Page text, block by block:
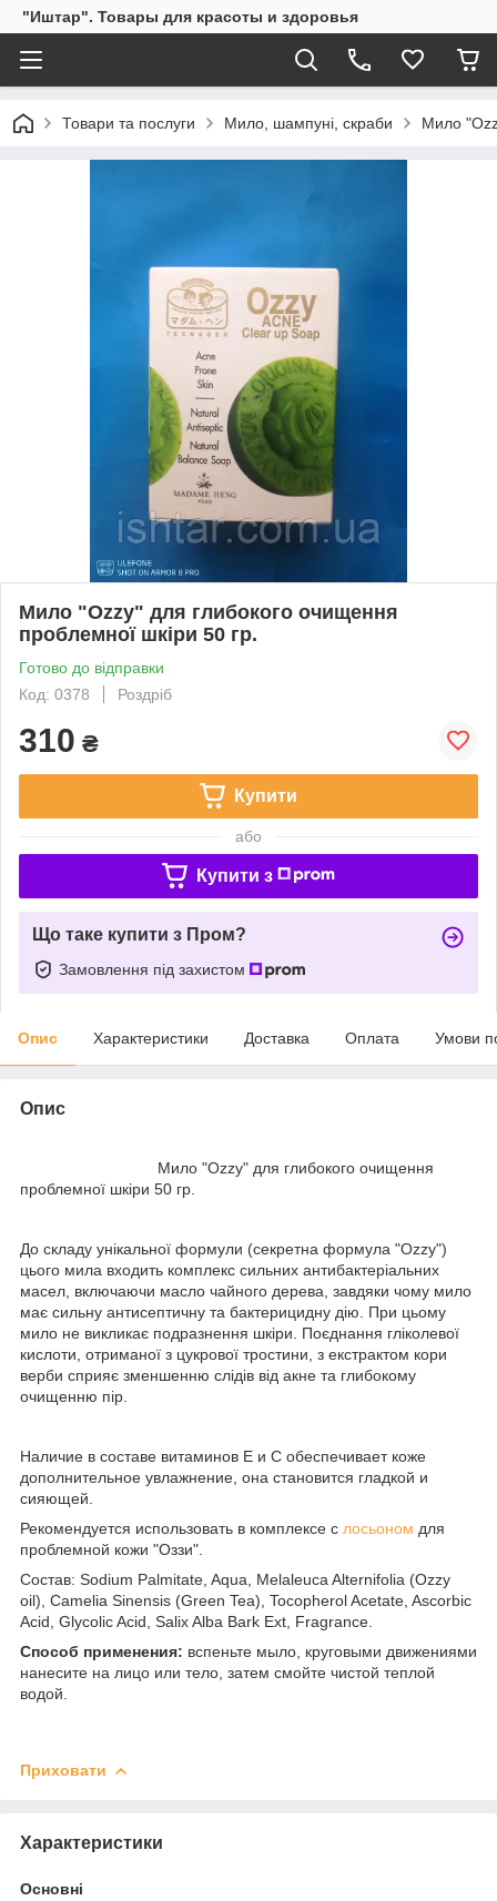
"Иштар". Товары для красоты и здоровья
Товари та послуги Мило, шампуні, скраби Мило
Мило "Ozzy" для глибокого очищення
проблемної шкіри 50 гр.
Готово до відправки
Код: 0378
Роздріб
310 ₴
Купити
або
Купити з
Що таке купити з Пром?
Замовлення під захистом
Опис Характеристики Доставка Оплата Умови
Опис
Мило "Ozzy" для глибокого очищення
проблемної шкіри 50 гр.
До складу унікальної формули (секретна формула "Ozzy")
цього мила входить комплекс сильних антибактеріальних
масел, включаючи масло чайного дерева, завдяки чому мило
має сильну антисептичну та бактерицидну дію. При цьому
мило не викликає подразнення шкіри. Поєднання гліколевої
кислоти, отриманої з цукрової тростини, з екстрактом кори
верби сприяє зменшенню слідів від акне та глибокому
очищенню пір.
Наличие в составе витаминов E и C обеспечивает коже
дополнительное увлажнение, она становится гладкой и
сияющей.
Рекомендуется использовать в комплексе с лосьоном для
проблемной кожи "Оззи".
Состав: Sodium Palmitate, Aqua, Melaleuca Alternifolia (Ozzy
oil), Camelia Sinensis (Green Tea), Tocopherol Acetate, Ascorbic
Acid, Glycolic Acid, Salix Alba Bark Ext, Fragrance.
Способ применения: вспеньте мыло, круговыми движениями
нанесите на лицо или тело, затем смойте чистой теплой
водой.
Приховати
Характеристики
Основні